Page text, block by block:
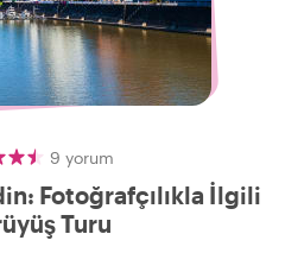
9 yorum
Fotoğrafçılıkla İlgili
Turu